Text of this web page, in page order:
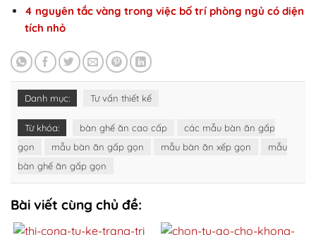
4 nguyên tắc vàng trong việc bố trí phòng ngủ có diện
tích nhỏ
Danh mục: Tư vấn thiết kế
Từ khóa: bàn ghế ăn cao cấp
các mẫu bàn ăn gấp
gọn
mẫu bàn ăn gấp gọn mẫu bàn ăn xếp gọn
mẫu
bàn ghế ăn gấp gọn
Bài viết cùng chủ đề: